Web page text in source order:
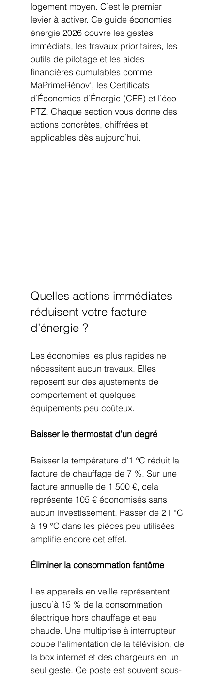
logement moyen. C’est le premier
levier à activer. Ce guide économies
énergie 2026 couvre les gestes
immédiats, les travaux prioritaires, les
outils de pilotage et les aides
financières cumulables comme
MaPrimeRénov’, les Certificats
d’Économies d’Énergie (CEE) et l’éco-
PTZ. Chaque section vous donne des
actions concrètes, chiffrées et
applicables dès aujourd’hui.
Quelles actions immédiates
réduisent votre facture
d’énergie ?
Les économies les plus rapides ne
nécessitent aucun travaux. Elles
reposent sur des ajustements de
comportement et quelques
équipements peu coûteux.
Baisser le thermostat d’un degré
Baisser la température d’1 °C réduit la
facture de chauffage de 7 %. Sur une
facture annuelle de 1 500 €, cela
représente 105 € économisés sans
aucun investissement. Passer de 21 °C
à 19 °C dans les pièces peu utilisées
amplifie encore cet effet.
Éliminer la consommation fantôme
Les appareils en veille représentent
jusqu’à 15 % de la consommation
électrique hors chauffage et eau
chaude. Une multiprise à interrupteur
coupe l’alimentation de la télévision, de
la box internet et des chargeurs en un
seul geste. Ce poste est souvent sous-